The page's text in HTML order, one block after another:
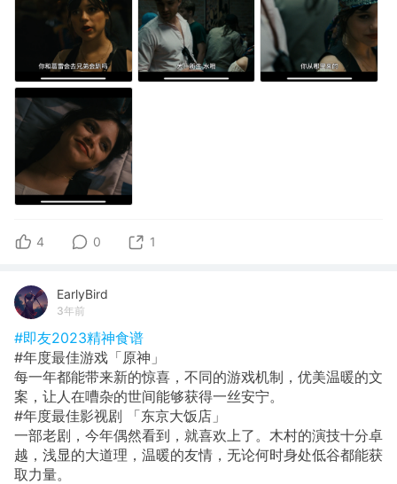
4 0 1
EarlyBird
3年前
#即友2023精神食谱
#年度最佳游戏「原神」
每一年都能带来新的惊喜，不同的游戏机制，优美温暖的文
案，让人在嘈杂的世间能够获得一丝安宁。
#年度最佳影视剧 「东京大饭店」
一部老剧，今年偶然看到，就喜欢上了。木村的演技十分卓
越，浅显的大道理，温暖的友情，无论何时身处低谷都能获
取力量。